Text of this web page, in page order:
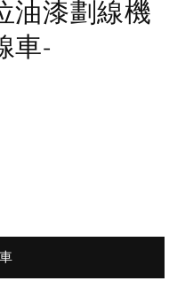
油漆劃線機
車-